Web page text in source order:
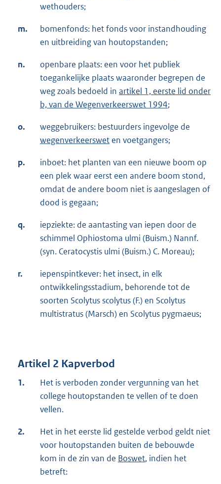
wethouders;
m.
bomenfonds: het fonds voor instandhouding
en uitbreiding van houtopstanden;
n.
openbare plaats: een voor het publiek
toegankelijke plaats waaronder begrepen de
weg zoals bedoeld in artikel 1, eerste lid onder
b, van de Wegenverkeerswet 1994;
o.
weggebruikers: bestuurders ingevolge de
wegenverkeerswet en voetgangers;
p.
inboet: het planten van een nieuwe boom op
een plek waar eerst een andere boom stond,
omdat de andere boom niet is aangeslagen of
dood is gegaan;
q.
iepziekte: de aantasting van iepen door de
schimmel Ophiostoma ulmi (Buism.) Nannf.
(syn. Ceratocystis ulmi (Buism.) C. Moreau);
r.
iepenspintkever: het insect, in elk
ontwikkelingsstadium, behorende tot de
soorten Scolytus scolytus (F.) en Scolytus
multistratus (Marsch) en Scolytus pygmaeus;
Artikel 2 Kapverbod
1.
Het is verboden zonder vergunning van het
college houtopstanden te vellen of te doen
vellen.
2.
Het in het eerste lid gestelde verbod geldt niet
voor houtopstanden buiten de bebouwde
kom in de zin van de Boswet, indien het
betreft: